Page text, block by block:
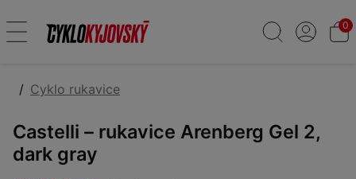
0
Cyklo rukavice
Castelli – rukavice Arenberg Gel 2,
dark gray